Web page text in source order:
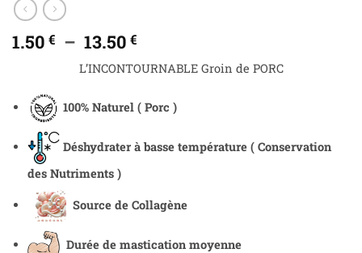
1.50 € – 13.50 €
L’INCONTOURNABLE Groin de PORC
100% Naturel ( Porc )
Déshydrater à basse température ( Conservation
des Nutriments )
Source de Collagène
Durée de mastication moyenne